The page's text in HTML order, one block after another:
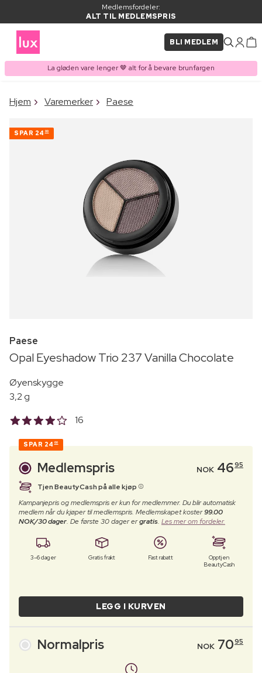
Medlemsfordeler:
ALT TIL MEDLEMSPRIS
BLI MEDLEM
La gløden vare lenger 🤎 alt for å bevare brunfargen
VARE LAGT I
Hjem Varemerker Paese
SPAR 24 00
Paese
Opal Eyeshadow Trio 237 Vanilla Chocolate
Øyenskygge
3,2 g
16
SPAR 24 00
Medlemspris NOK 4695
Tjen BeautyCash på alle kjøp
Kampanjepris og medlemspris er kun for medlemmer. Du blir automatisk
medlem når du kjøper til medlemspris. Medlemskapet koster99.00
NOK/30 dager. De første 30 dager ergratis. Les mer om fordeler.
3–6 dager Gratis frakt Fast rabatt
Opptjen
BeautyCash
LEGG I KURVEN
Normalpris NOK 7095